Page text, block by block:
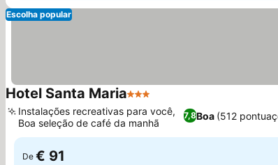
Escolha popular
Hotel Santa Maria3 Estrelas
7,8Boa (512
Instalações recreativas para você,
Boa seleção de café da manhã
De € 91